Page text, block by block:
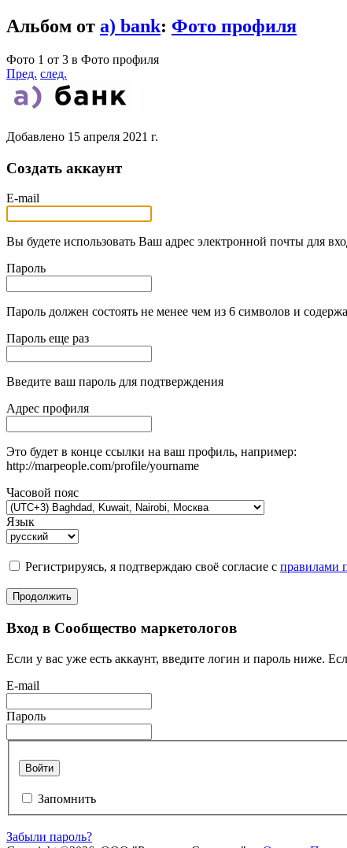
Альбом от a) bank: Фото профиля
Фото 1 от 3 в Фото профиля
Пред. след.
Добавлено 15 апреля 2021 г.
Создать аккаунт
E-mail
Вы будете использовать Ваш адрес электронной почты для
Пароль
Пароль должен состоять не менее чем из 6 символов и
Пароль еще раз
Введите ваш пароль для подтверждения
Адрес профиля
Это будет в конце ссылки на ваш профиль, например:
http://marpeople.com/profile/yourname
Часовой пояс
Язык
Регистрируясь, я подтверждаю своё согласие с правилами
Продолжить
Вход в Сообщество маркетологов
Если у вас уже есть аккаунт, введите логин и пароль ниже.
E-mail
Пароль
Войти
Запомнить
Забыли пароль?